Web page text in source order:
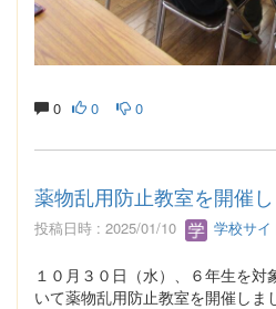
0 0 0
薬物乱用防止教室を開催
投稿日時 : 2025/01/10 学校サ
１０月３０日（水）、６年生を
いて薬物乱用防止教室を開催しま